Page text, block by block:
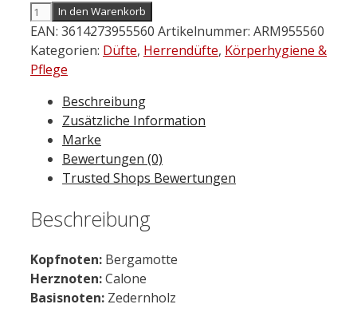
Giorgio
Armani
Acqua
di
Homme
Eau
Toilette
Menge
In den Warenkorb
EAN: 3614273955560 Artikelnummer: ARM955560
Kategorien: Düfte, Herrendüfte, Körperhygiene &
Pflege
Beschreibung
Zusätzliche Information
Marke
Bewertungen (0)
Trusted Shops Bewertungen
Beschreibung
Kopfnoten: Bergamotte
Herznoten:Calone
Basisnoten: Zedernholz